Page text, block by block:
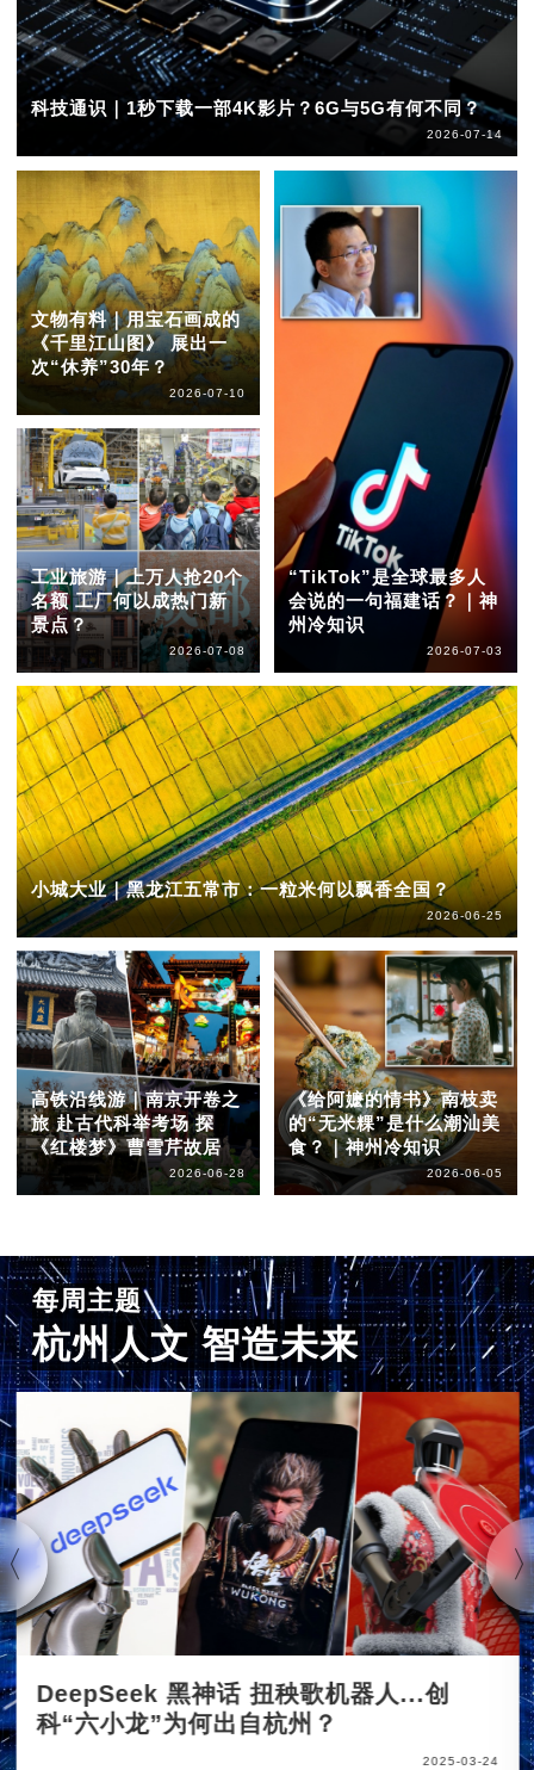
科技通识｜1秒下载一部4K影片？6G与5G有何不同？
2026-07-14
文物有料｜用宝石画成的
《千里江山图》 展出一
次“休养”30年？
2026-07-10
工业旅游｜上万人抢20个
名额 工厂何以成热门新
景点？
2026-07-08
“TikTok”是全球最多人
会说的一句福建话？｜神
州冷知识
2026-07-03
小城大业｜黑龙江五常市：一粒米何以飘香全国？
2026-06-25
高铁沿线游｜南京开卷之
旅 赴古代科举考场 探
《红楼梦》曹雪芹故居
2026-06-28
《给阿嬷的情书》南枝卖
的“无米粿”是什么潮汕美
食？｜神州冷知识
2026-06-05
每周主题
杭州人文 智造未来
DeepSeek 黑神话 扭秧歌机器人...创
科“六小龙”为何出自杭州？
2025-03-24